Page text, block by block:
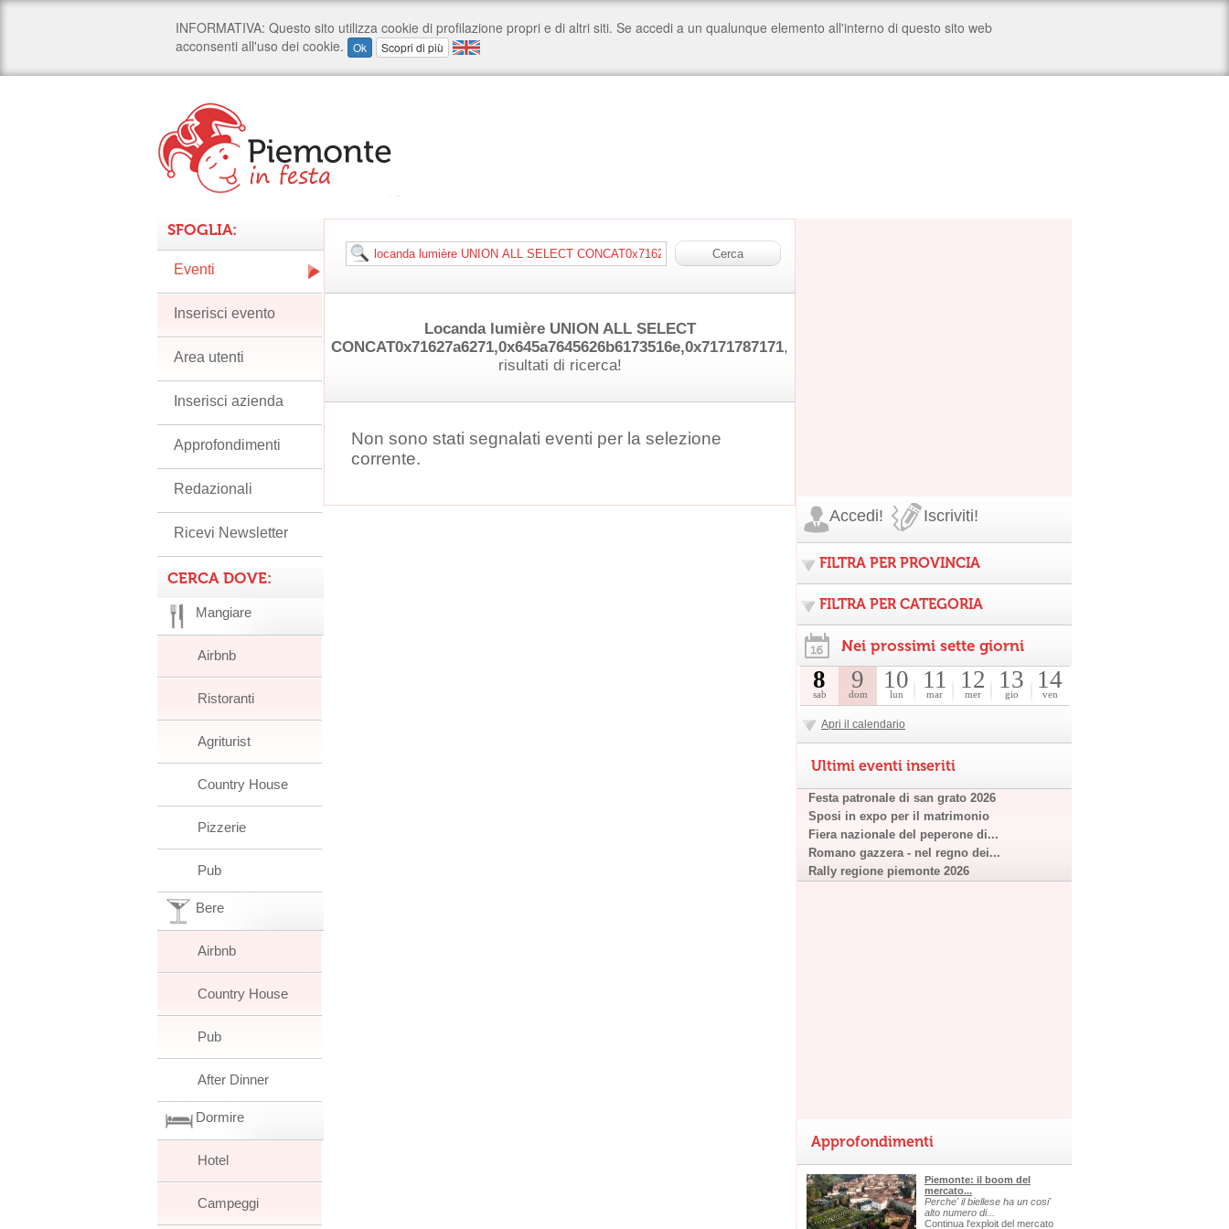
Locanda lumière UNION ALL SELECT
CONCAT0x71627a6271,0x645a7645626b6173516e,0x7171787171,
risultati di ricerca!
Non sono stati segnalati eventi per la selezione
corrente.
SFOGLIA:
Eventi
Inserisci evento
Area utenti
Inserisci azienda
Approfondimenti
Redazionali
Ricevi Newsletter
CERCA DOVE:
Mangiare
Airbnb
Ristoranti
Agriturist
Country House
Pizzerie
Pub
Bere
Airbnb
Country House
Pub
After Dinner
Dormire
Hotel
Campeggi
Accedi! Iscriviti!
FILTRA PER PROVINCIA
FILTRA PER CATEGORIA
Nei prossimi sette giorni
8
sab
9
dom
10
lun
11
mar
12
mer
13
gio
14
ven
Apri il calendario
Ultimi eventi inseriti
Festa patronale di san grato 2026
Sposi in expo per il matrimonio
Fiera nazionale del peperone di...
Romano gazzera - nel regno dei...
Rally regione piemonte 2026
Approfondimenti
Piemonte: il boom del
mercato...
Perche' il biellese ha un cosi'
alto numero di...
Continua l'exploit del mercato